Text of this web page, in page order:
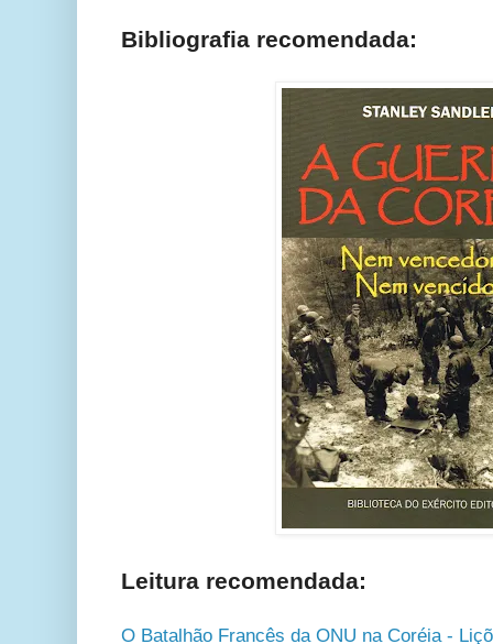
Bibliografia recomendada:
Leitura recomendada:
O Batalhão Francês da ONU na Coréia -